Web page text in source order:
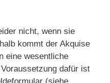
nicht, wenn sie
kommt der Akquise
eine wesentliche
dafür ist